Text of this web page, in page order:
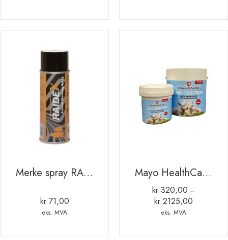
Merke spray RAIDEX 400ml ORANGE
kr71,00
eks. MVA
Mayo HealthCare råmelkserstatning til kalv og lam
kr 320,00 –
kr 2125,00
kr 2125,00
eks. MVA